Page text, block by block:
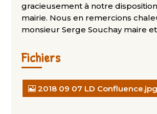
gracieusement à notre
mairie. Nous en remercions
monsieur Serge Souchay maire
Fichiers
2018 09 07 LD Confluence.jpg